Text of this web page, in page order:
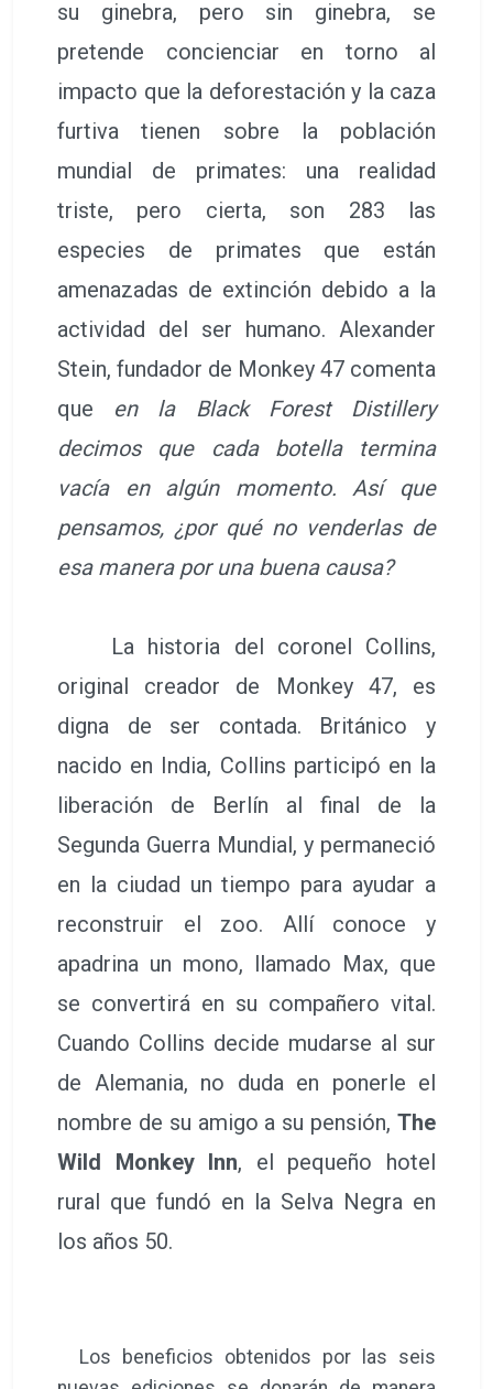
su ginebra, pero sin ginebra, se
pretende concienciar en torno al
impacto que la deforestación y la caza
furtiva tienen sobre la población
mundial de primates: una realidad
triste, pero cierta, son 283 las
especies de primates que están
amenazadas de extinción debido a la
actividad del ser humano. Alexander
Stein, fundador de Monkey 47 comenta
que en la Black Forest Distillery
decimos que cada botella termina
vacía en algún momento. Así que
pensamos, ¿por qué no venderlas de
esa manera por una buena causa?
La historia del coronel Collins,
original creador de Monkey 47, es
digna de ser contada. Británico y
nacido en India, Collins participó en la
liberación de Berlín al final de la
Segunda Guerra Mundial, y permaneció
en la ciudad un tiempo para ayudar a
reconstruir el zoo. Allí conoce y
apadrina un mono, llamado Max, que
se convertirá en su compañero vital.
Cuando Collins decide mudarse al sur
de Alemania, no duda en ponerle el
nombre de su amigo a su pensión, The
Wild Monkey Inn, el pequeño hotel
rural que fundó en la Selva Negra en
los años 50.
Los beneficios obtenidos por las seis